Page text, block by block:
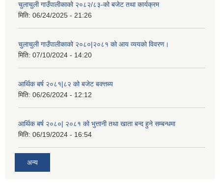
चुलाचुली गाउँपालीकाको २०८२/८३-को बजेट तथा कार्यक्रम
मिति: 06/24/2025 - 21:26
चुलाचुली गाउँपालीकाको २०८०|२०८१ को आय व्ययको विवरण।
मिति: 07/10/2024 - 14:20
आर्थिक बर्ष २०८१|८२ को बजेट बक्त्तब्य
मिति: 06/26/2024 - 12:12
आर्थिक बर्ष २०८०| २०८१ को भुत्तानी तथा खाता बन्द हुने सम्बन्धमा
मिति: 06/19/2024 - 16:54
अन्य